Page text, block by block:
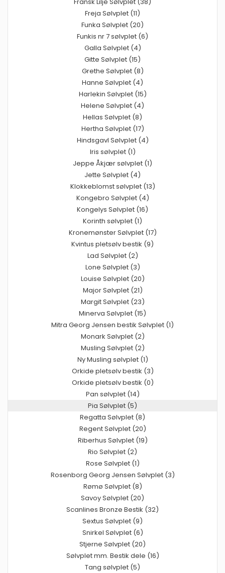
Fransk Lilje Sølvplet (38)
Freja Sølvplet (11)
Funka Sølvplet (20)
Funkis nr 7 sølvplet (6)
Galla Sølvplet (4)
Gitte Sølvplet (15)
Grethe Sølvplet (8)
Hanne Sølvplet (4)
Harlekin Sølvplet (15)
Helene Sølvplet (4)
Hellas Sølvplet (8)
Hertha Sølvplet (17)
Hindsgavl Sølvplet (4)
Iris sølvplet (1)
Jeppe Åkjær sølvplet (1)
Jette Sølvplet (4)
Klokkeblomst sølvplet (13)
Kongebro Sølvplet (4)
Kongelys Sølvplet (16)
Korinth sølvplet (1)
Kronemønster Sølvplet (17)
Kvintus pletsølv bestik (9)
Lad Sølvplet (2)
Lone Sølvplet (3)
Louise Sølvplet (20)
Major Sølvplet (21)
Margit Sølvplet (23)
Minerva Sølvplet (15)
Mitra Georg Jensen bestik Sølvplet (1)
Monark Sølvplet (2)
Musling Sølvplet (2)
Ny Musling sølvplet (1)
Orkide pletsølv bestik (3)
Orkide pletsølv bestik (0)
Pan sølvplet (14)
Pia Sølvplet (5)
Regatta Sølvplet (8)
Regent Sølvplet (20)
Riberhus Sølvplet (19)
Rio Sølvplet (2)
Rose Sølvplet (1)
Rosenborg Georg Jensen Sølvplet (3)
Rømø Sølvplet (8)
Savoy Sølvplet (20)
Scanlines Bronze Bestik (32)
Sextus Sølvplet (9)
Snirkel Sølvplet (6)
Stjerne Sølvplet (20)
Sølvplet mm. Bestik dele (16)
Tang sølvplet (5)